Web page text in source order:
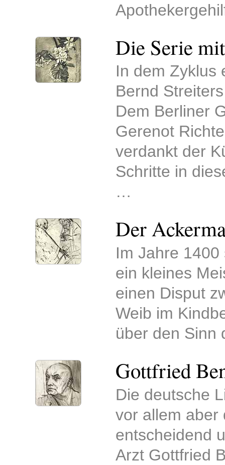
Die Serie
In dem Zyklus
Bernd
Dem Berliner
Gerenot
verdankt der
Schritte in
…
Der
Im Jahre
ein kleines
einen Disput
Weib im
über den Sinn
Gottfried
Die deutsche
vor allem aber
entscheidend
Arzt Gottfried